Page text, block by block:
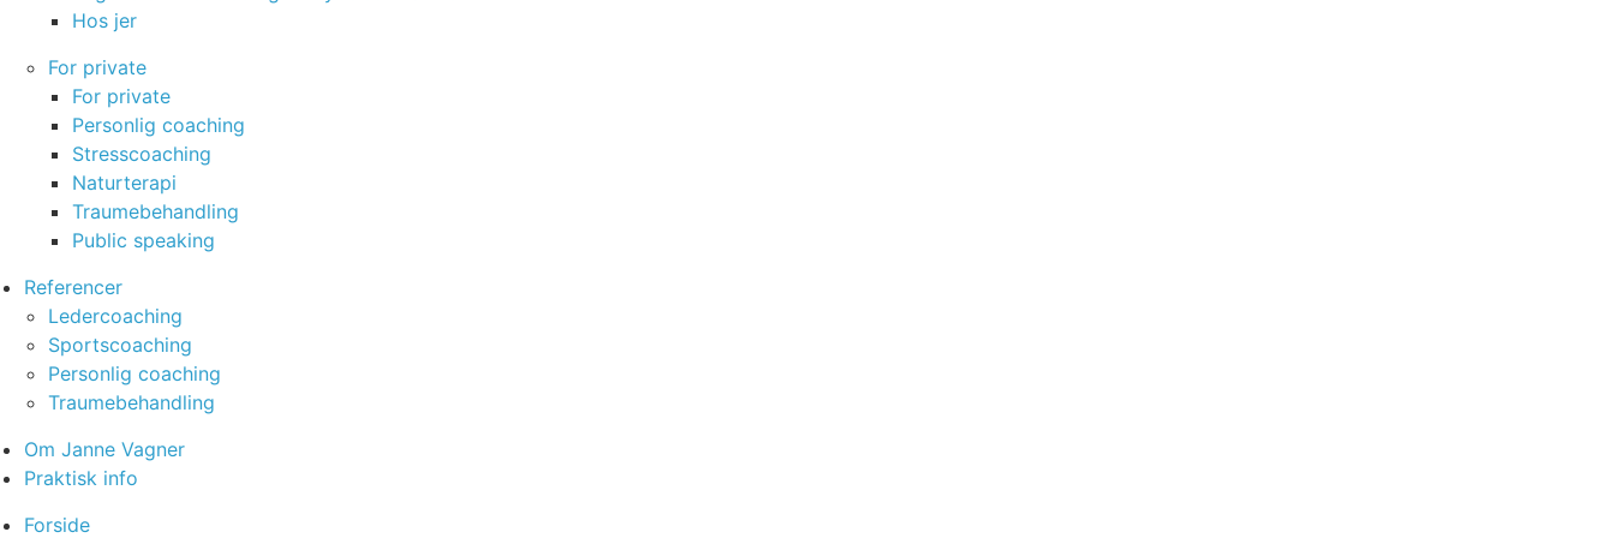
Hos jer
For private
For private
Personlig coaching
Stresscoaching
Naturterapi
Traumebehandling
Public speaking
Referencer
Ledercoaching
Sportscoaching
Personlig coaching
Traumebehandling
Om Janne Vagner
Praktisk info
Forside